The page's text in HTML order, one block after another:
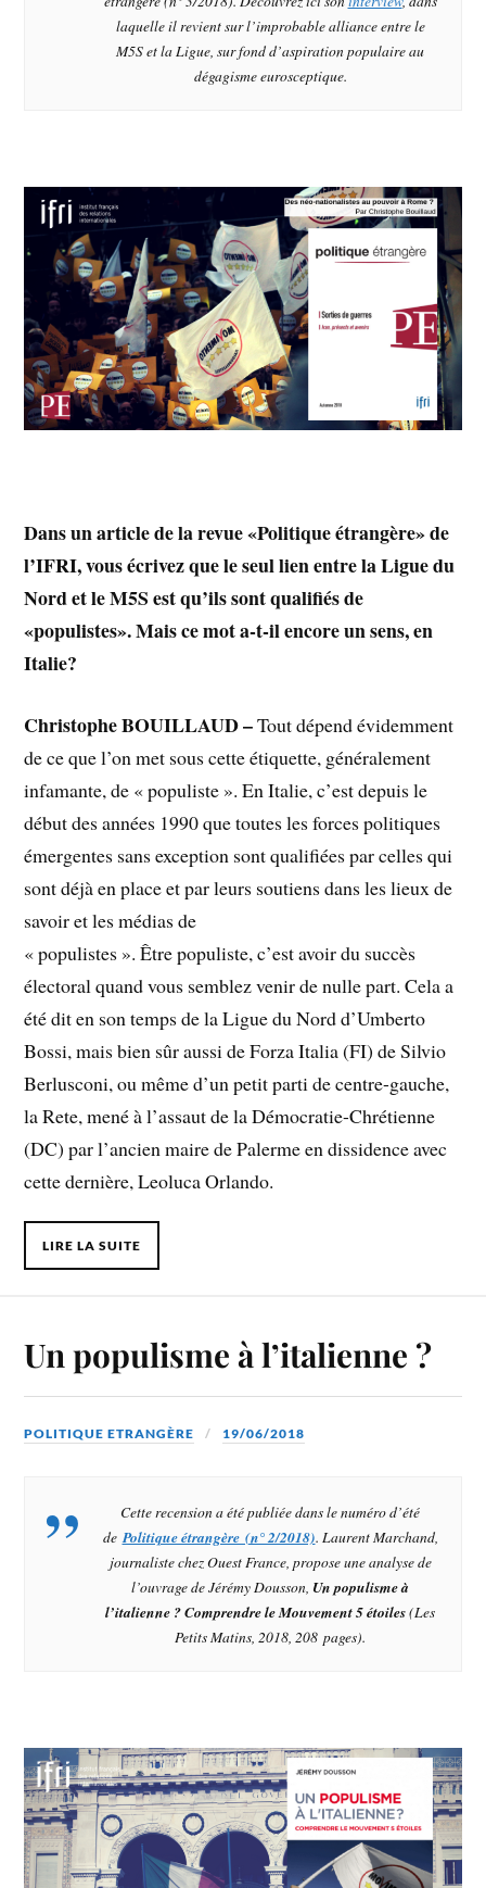
laquelle il revient sur l’improbable alliance entre le
M5S et la Ligue, sur fond d’aspiration populaire au
dégagisme eurosceptique.
Dans un article de la revue «Politique étrangère» de
l’IFRI, vous écrivez que le seul lien entre la Ligue du
Nord et le M5S est qu’ils sont qualifiés de
«populistes». Mais ce mot a-t-il encore un sens, en
Italie?
Christophe BOUILLAUD –Tout dépend évidemment
de ce que l’on met sous cette étiquette, généralement
infamante, de « populiste ». En Italie, c’est depuis le
début des années 1990 que toutes les forces politiques
émergentes sans exception sont qualifiées par celles qui
sont déjà en place et par leurs soutiens dans les lieux de
savoir et les médias de
« populistes ». Être populiste, c’est avoir du succès
électoral quand vous semblez venir de nulle part. Cela a
été dit en son temps de la Ligue du Nord d’Umberto
Bossi, mais bien sûr aussi de Forza Italia (FI) de Silvio
Berlusconi, ou même d’un petit parti de centre-gauche,
la Rete, mené à l’assaut de la Démocratie-Chrétienne
(DC) par l’ancien maire de Palerme en dissidence avec
cette dernière, Leoluca Orlando.
LIRE LA SUITE
Un populisme à l’italienne ?
POLITIQUE ETRANGÈRE 19/06/2018
Cette recension a été publiée dans le numéro d’été
dePolitique étrangère (n° 2/2018). Laurent Marchand,
journaliste chezOuest France, propose une analyse de
l’ouvrage de Jérémy Dousson, Un populisme à
l’italienne ? Comprendre le Mouvement 5 étoiles(Les
Petits Matins, 2018, 208 pages).